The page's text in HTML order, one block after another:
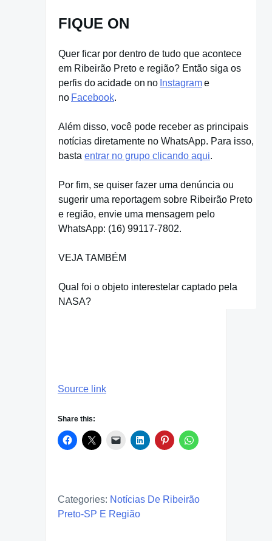
FIQUE ON
Quer ficar por dentro de tudo que acontece
em Ribeirão Preto e região? Então siga os
perfis do acidade on no Instagrame
no Facebook.
Além disso, você pode receber as principais
notícias diretamente no WhatsApp. Para isso,
basta entrar no grupo clicando aqui.
Por fim, se quiser fazer uma denúncia ou
sugerir uma reportagem sobre Ribeirão Preto
e região, envie uma mensagem pelo
WhatsApp: (16) 99117-7802.
VEJA TAMBÉM
Qual foi o objeto interestelar captado pela
NASA?
Source link
Share this:
Categories: Notícias De Ribeirão
Preto-SP E Região